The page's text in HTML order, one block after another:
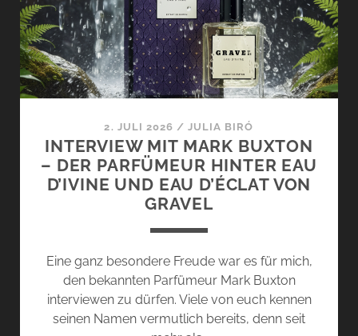
GRAVEL
–
ZWEI
NEUE
DÜFTE
DER
TRANSCENDENCE
COLLECTION
2. JULI 2026 /JULIA BIRÓ
INTERVIEW MIT MARK BUXTON
– DER PARFÜMEUR HINTER EAU
D’IVINE UND EAU D’ÉCLAT VON
GRAVEL
Eine ganz besondere Freude war es für mich,
den bekannten Parfümeur Mark Buxton
interviewen zu dürfen. Viele von euch kennen
seinen Namen vermutlich bereits, denn seit